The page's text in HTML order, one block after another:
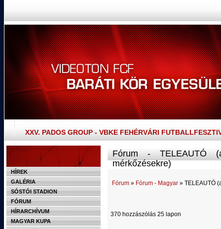
XXV. PADOS GROUP - VBKE FEHÉRVÁRI
HÍREK
GALÉRIA
SÓSTÓI STADION
FÓRUM
HÍRARCHÍVUM
MAGYAR KUPA
Fórum - TELEAUTÓ
mérkőzésekre)
Fórum » Fórum - Magyar » TELEAUTÓ
370 hozzászólás 25 lapon